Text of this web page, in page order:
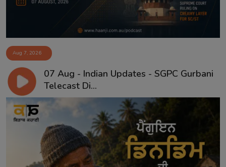
Aug 7, 2026
07 Aug - Indian Updates - SGPC Gurbani
Telecast Di...